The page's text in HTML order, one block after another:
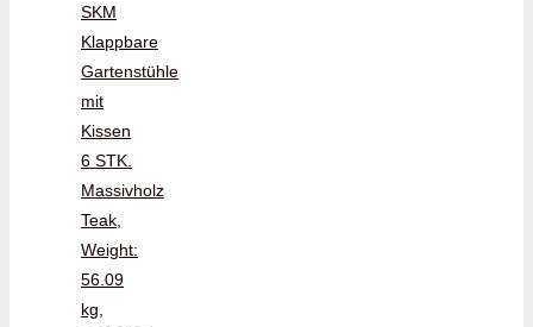
SKM
Klappbare
Gartenstühle
mit
Kissen
6 STK.
Massivholz
Teak,
Weight:
56.09
kg,